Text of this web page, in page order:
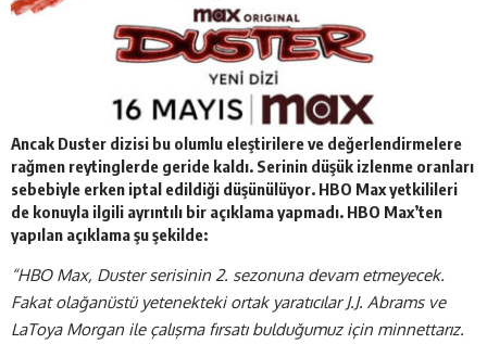
Ancak Duster dizisi bu olumlu eleştirilere ve değerlendirmelere
rağmen reytinglerde geride kaldı. Serinin düşük izlenme oranları
sebebiyle erken iptal edildiği düşünülüyor. HBO Max yetkilileri
de konuyla ilgili ayrıntılı bir açıklama yapmadı. HBO Max’ten
yapılan açıklama şu şekilde:
“HBO Max, Duster serisinin 2. sezonuna devam etmeyecek.
Fakat olağanüstü yetenekteki ortak yaratıcılar J.J. Abrams ve
LaToya Morgan ile çalışma fırsatı bulduğumuz için minnettarız.